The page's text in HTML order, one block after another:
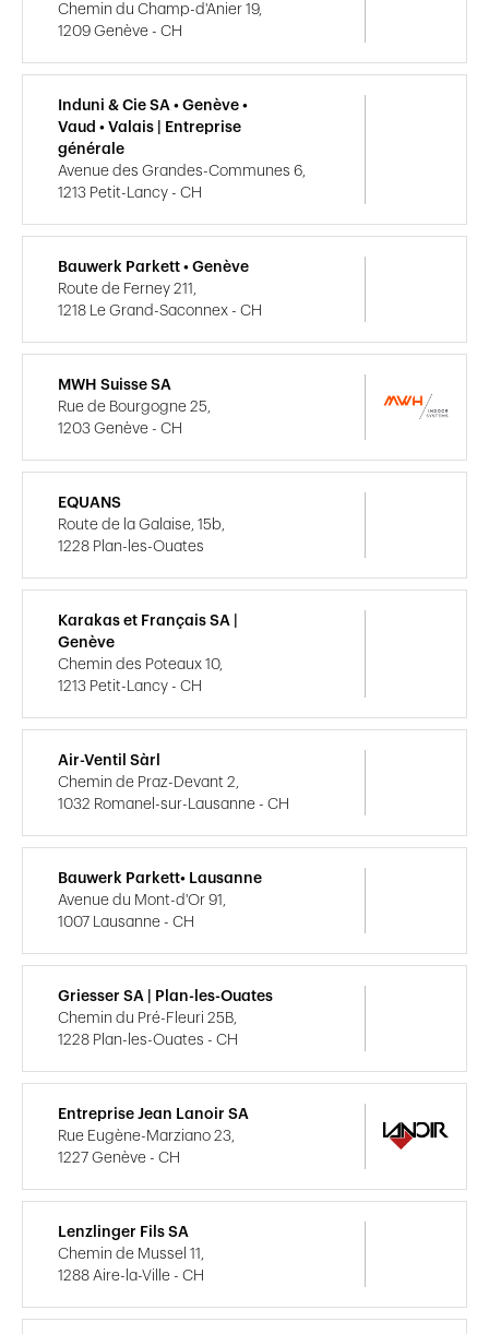
Chemin du Champ-d'Anier 19,
1209 Genève - CH
Induni & Cie SA • Genève •
Vaud • Valais | Entreprise
générale
Avenue des Grandes-Communes 6,
1213 Petit-Lancy - CH
Bauwerk Parkett • Genève
Route de Ferney 211,
1218 Le Grand-Saconnex - CH
MWH Suisse SA
Rue de Bourgogne 25,
1203 Genève - CH
EQUANS
Route de la Galaise, 15b,
1228 Plan-les-Ouates
Karakas et Français SA |
Genève
Chemin des Poteaux 10,
1213 Petit-Lancy - CH
Air-Ventil Sàrl
Chemin de Praz-Devant 2,
1032 Romanel-sur-Lausanne - CH
Bauwerk Parkett• Lausanne
Avenue du Mont-d'Or 91,
1007 Lausanne - CH
Griesser SA | Plan-les-Ouates
Chemin du Pré-Fleuri 25B,
1228 Plan-les-Ouates - CH
Entreprise Jean Lanoir SA
Rue Eugène-Marziano 23,
1227 Genève - CH
Lenzlinger Fils SA
Chemin de Mussel 11,
1288 Aire-la-Ville - CH